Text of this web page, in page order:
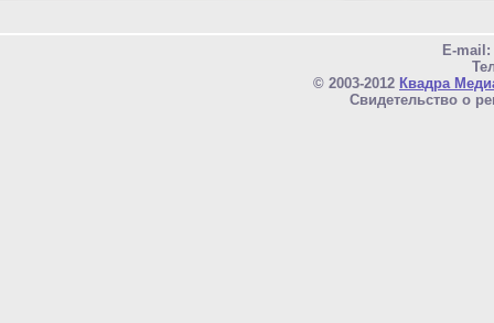
E-mail:
© 2003-2012 Квадра
Свидетельство о